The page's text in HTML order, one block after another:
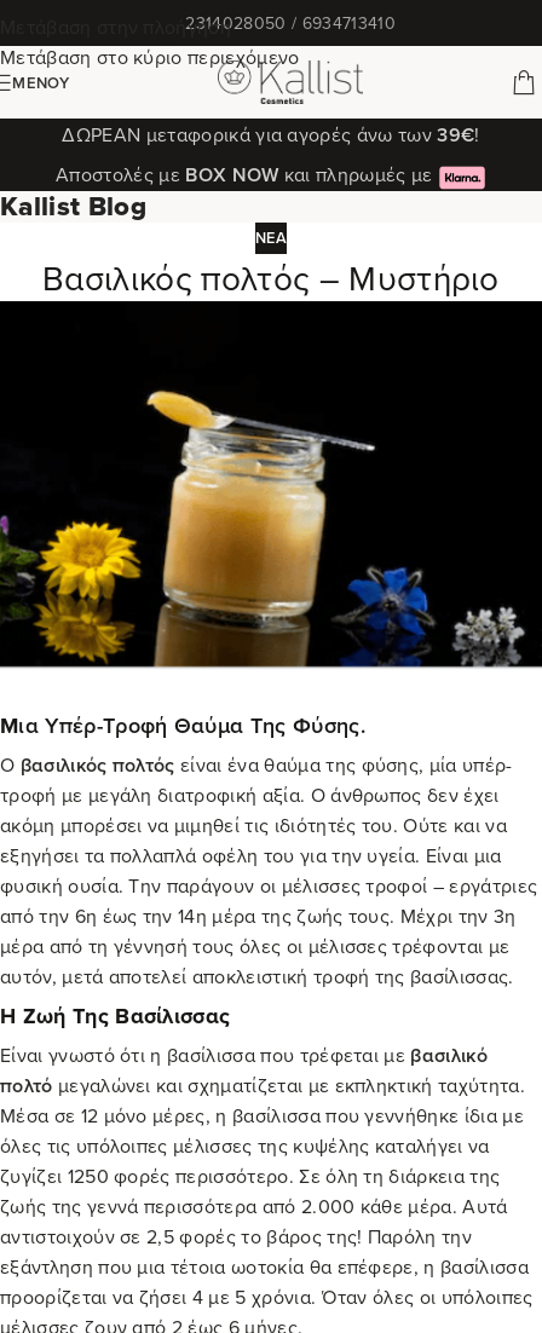
Μετάβαση στην πλοήγηση
Μετάβαση στο κύριο περιεχόμενο
✆2314028050 / 6934713410
ΜΕΝΟΎ
ΔΩΡΕΑΝ μεταφορικά για αγορές άνω των39€!
Αποστολές με ΒΟΧ ΝΟWκαι πληρωμές με
Kallist Blog
ΝΈΑ
Βασιλικός πολτός – Μυστήριο
ΜΙα Υπέρ-Τροφή Θαύμα Της Φύσης.
Ο βασιλικός πολτός είναι ένα θαύμα της φύσης, μία υπέρ-
τροφή με μεγάλη διατροφική αξία. Ο άνθρωπος δεν έχει
ακόμη μπορέσει να μιμηθεί τις ιδιότητές του. Ούτε και να
εξηγήσει τα πολλαπλά οφέλη του για την υγεία. Είναι μια
φυσική ουσία. Την παράγουν οι μέλισσες τροφοί – εργάτριες
από την 6η έως την 14η μέρα της ζωής τους. Μέχρι την 3η
μέρα από τη γέννησή τους όλες οι μέλισσες τρέφονται με
αυτόν, μετά αποτελεί αποκλειστική τροφή της βασίλισσας.
Η Ζωή Της Βασίλισσας
Είναι γνωστό ότι η βασίλισσα που τρέφεται με βασιλικό
πολτό μεγαλώνει και σχηματίζεται με εκπληκτική ταχύτητα.
Μέσα σε 12 μόνο μέρες, η βασίλισσα που γεννήθηκε ίδια με
όλες τις υπόλοιπες μέλισσες της κυψέλης καταλήγει να
ζυγίζει 1250 φορές περισσότερο. Σε όλη τη διάρκεια της
ζωής της γεννά περισσότερα από 2.000 κάθε μέρα. Αυτά
αντιστοιχούν σε 2,5 φορές το βάρος της! Παρόλη την
εξάντληση που μια τέτοια ωοτοκία θα επέφερε, η βασίλισσα
προορίζεται να ζήσει 4 με 5 χρόνια. Όταν όλες οι υπόλοιπες
μέλισσες ζουν από 2 έως 6 μήνες.